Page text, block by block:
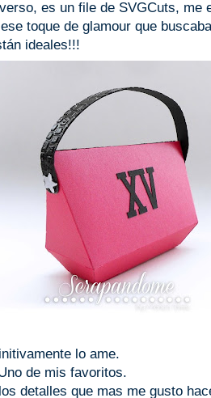
es un file de SVGCuts, me
toque de glamour que
ideales!!!
lo ame.
de mis favoritos.
detalles que mas me gusto